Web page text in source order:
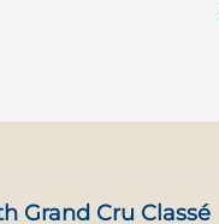
Grand Cru Classé